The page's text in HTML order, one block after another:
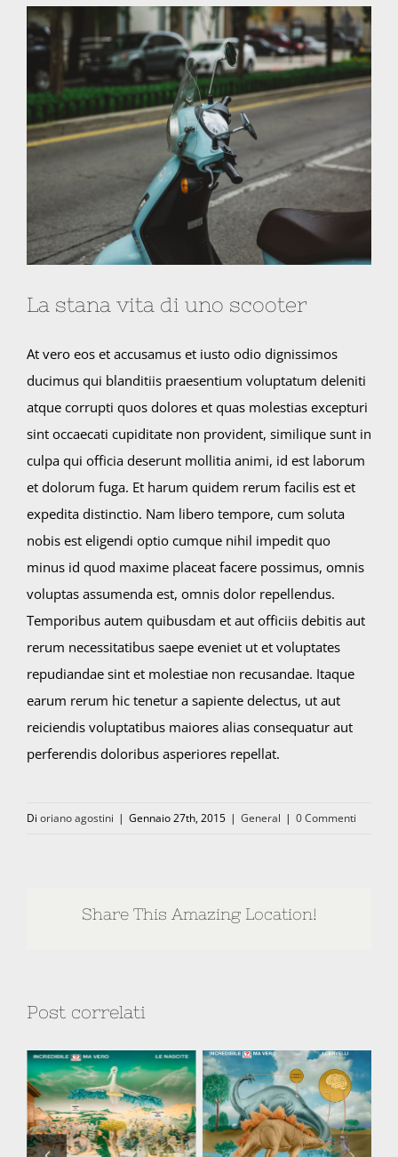
Ingrandisci
immagine
La stana vita di uno scooter
At vero eos et accusamus et iusto odio dignissimos
ducimus qui blanditiis praesentium voluptatum deleniti
atque corrupti quos dolores et quas molestias excepturi
sint occaecati cupiditate non provident, similique sunt in
culpa qui officia deserunt mollitia animi, id est laborum
et dolorum fuga. Et harum quidem rerum facilis est et
expedita distinctio. Nam libero tempore, cum soluta
nobis est eligendi optio cumque nihil impedit quo
minus id quod maxime placeat facere possimus, omnis
voluptas assumenda est, omnis dolor repellendus.
Temporibus autem quibusdam et aut officiis debitis aut
rerum necessitatibus saepe eveniet ut et voluptates
repudiandae sint et molestiae non recusandae. Itaque
earum rerum hic tenetur a sapiente delectus, ut aut
reiciendis voluptatibus maiores alias consequatur aut
perferendis doloribus asperiores repellat.
Di oriano agostini | Gennaio 27th, 2015 | General | 0 Commenti
Share This Amazing Location!
Post correlati